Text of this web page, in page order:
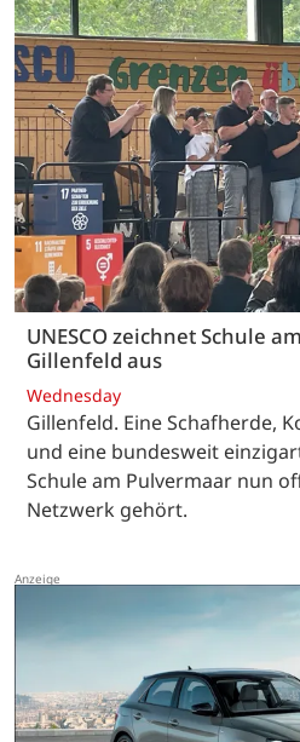
UNESCO zeichnet Schule
Gillenfeld aus
Wednesday
Gillenfeld. Eine Schafherde,
und eine bundesweit
Schule am Pulvermaar nun
Netzwerk gehört.